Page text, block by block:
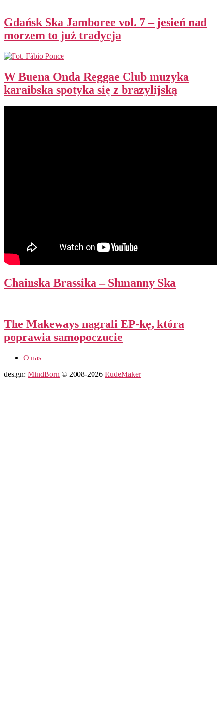
Gdańsk Ska Jamboree vol. 7 – jesień nad
morzem to już tradycja
W Buena Onda Reggae Club muzyka
karaibska spotyka się z brazylijską
Chainska Brassika – Shmanny Ska
The Makeways nagrali EP-kę, która
poprawia samopoczucie
O nas
design: MindBorn © 2008-2026 RudeMaker